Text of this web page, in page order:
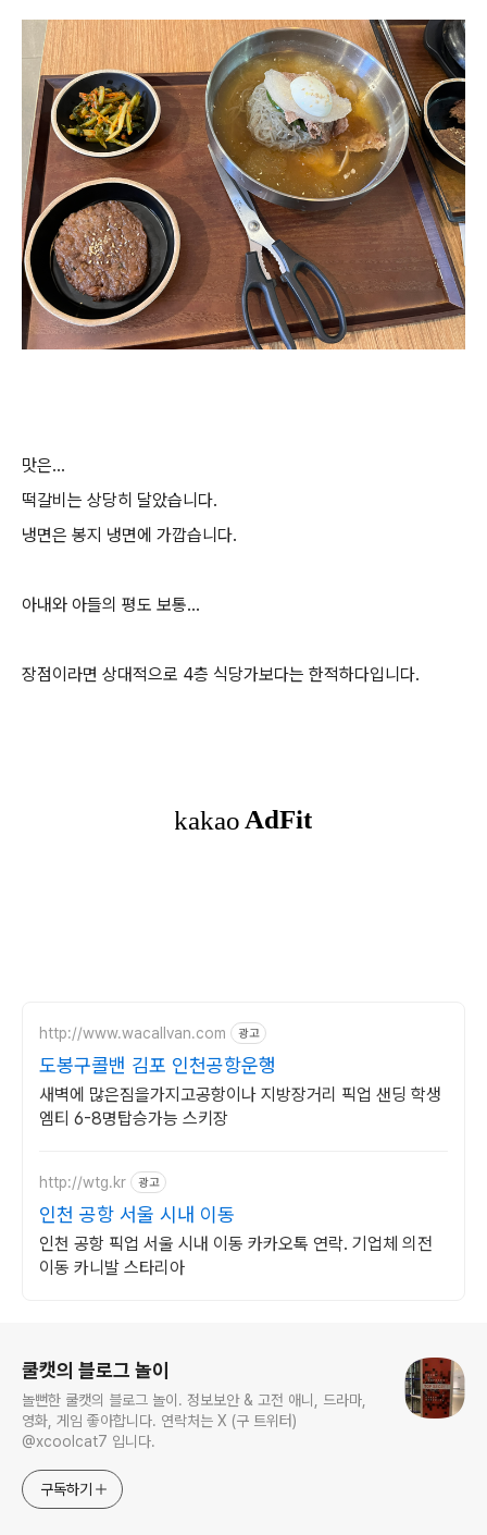
맛은...
떡갈비는 상당히 달았습니다.
냉면은 봉지 냉면에 가깝습니다.
아내와 아들의 평도 보통...
장점이라면 상대적으로 4층 식당가보다는 한적하다입니다.
http://www.wacallvan.com 광고
도봉구콜밴 김포 인천공항운행
새벽에 많은짐을가지고공항이나 지방장거리 픽업 샌딩 학생
엠티 6-8명탑승가능 스키장
http://wtg.kr 광고
인천 공항 서울 시내 이동
인천 공항 픽업 서울 시내 이동 카카오톡 연락. 기업체 의전
이동 카니발 스타리아
쿨캣의 블로그 놀이
놀뻔한 쿨캣의 블로그 놀이. 정보보안 & 고전 애니, 드라마,
영화, 게임 좋아합니다. 연락처는 X (구 트위터)
@xcoolcat7 입니다.
구독하기